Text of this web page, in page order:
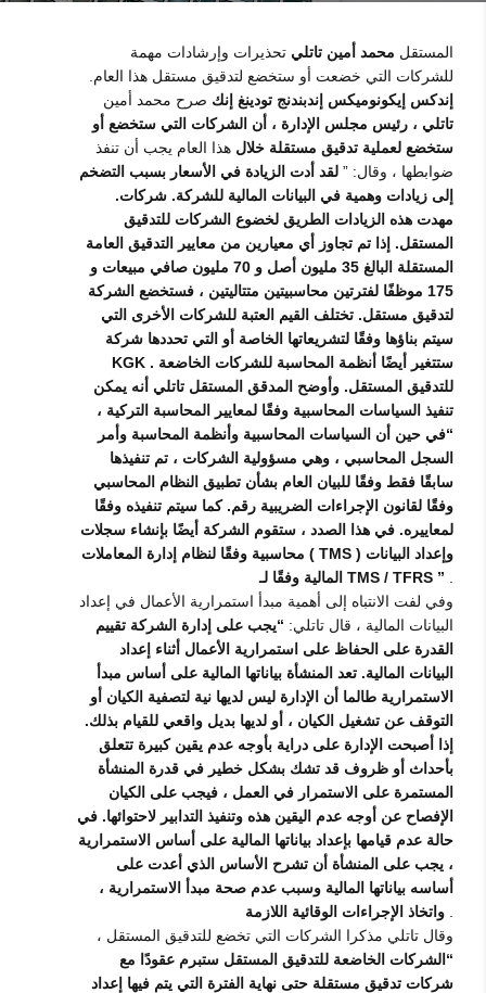
المستقل محمد أمين تاتلي تحذيرات وإرشادات مهمة
للشركات التي خضعت أو ستخضع لتدقيق مستقل هذا العام.
إندكس إيكونوميكس إندبندنج تودينغ إنك صرح محمد أمين
تاتلي ، رئيس مجلس الإدارة ، أن الشركات التي ستخضع أو
ستخضع لعملية تدقيق مستقلة خلال هذا العام يجب أن تنفذ
ضوابطها ، وقال: ” لقد أدت الزيادة في الأسعار بسبب التضخم
إلى زيادات وهمية في البيانات المالية للشركة. شركات.
مهدت هذه الزيادات الطريق لخضوع الشركات للتدقيق
المستقل. إذا تم تجاوز أي معيارين من معايير التدقيق العامة
المستقلة البالغ 35 مليون أصل و 70 مليون صافي مبيعات و
175 موظفًا لفترتين محاسبيتين متتاليتين ، فستخضع الشركة
لتدقيق مستقل. تختلف القيم العتبة للشركات الأخرى التي
سيتم بناؤها وفقًا لتشريعاتها الخاصة أو التي تحددها شركة
KGK . ستتغير أيضًا أنظمة المحاسبة للشركات الخاضعة
للتدقيق المستقل. وأوضح المدقق المستقل تاتلي أنه يمكن
تنفيذ السياسات المحاسبية وفقًا لمعايير المحاسبة التركية ،
“في حين أن السياسات المحاسبية وأنظمة المحاسبة وأمر
السجل المحاسبي ، وهي مسؤولية الشركات ، تم تنفيذها
سابقًا فقط وفقًا للبيان العام بشأن تطبيق النظام المحاسبي
وفقًا لقانون الإجراءات الضريبية رقم. كما سيتم تنفيذه وفقًا
لمعاييره. في هذا الصدد ، ستقوم الشركة أيضًا بإنشاء سجلات
محاسبية وفقًا لنظام إدارة المعاملات ( TMS ) وإعداد البيانات
المالية وفقًا لـ TMS / TFRS ”
وفي لفت الانتباه إلى أهمية مبدأ استمرارية الأعمال في إعداد
البيانات المالية ، قال تاتلي: “يجب على إدارة الشركة تقييم
القدرة على الحفاظ على استمرارية الأعمال أثناء إعداد
البيانات المالية. تعد المنشأة بياناتها المالية على أساس مبدأ
الاستمرارية طالما أن الإدارة ليس لديها نية لتصفية الكيان أو
التوقف عن تشغيل الكيان ، أو لديها بديل واقعي للقيام بذلك.
إذا أصبحت الإدارة على دراية بأوجه عدم يقين كبيرة تتعلق
بأحداث أو ظروف قد تشك بشكل خطير في قدرة المنشأة
المستمرة على الاستمرار في العمل ، فيجب على الكيان
الإفصاح عن أوجه عدم اليقين هذه وتنفيذ التدابير لاحتوائها. في
حالة عدم قيامها بإعداد بياناتها المالية على أساس الاستمرارية
، يجب على المنشأة أن تشرح الأساس الذي أعدت على
أساسه بياناتها المالية وسبب عدم صحة مبدأ الاستمرارية ،
وقال تاتلي مذكرا الشركات التي تخضع للتدقيق المستقل ،
“الشركات الخاضعة للتدقيق المستقل ستبرم عقودًا مع
شركات تدقيق مستقلة حتى نهاية الفترة التي يتم فيها إعداد